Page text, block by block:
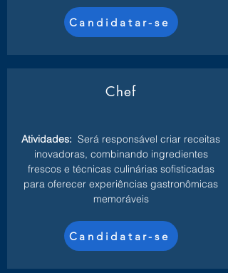
Candidatar-se
Chef
Atividades: Será responsável criar receitas
inovadoras, combinando ingredientes
frescos e técnicas culinárias sofisticadas
para oferecer experiências gastronômicas
memoráveis
Candidatar-se